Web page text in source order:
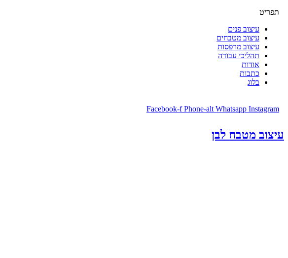
תפריט
עיצוב פנים
עיצוב מטבחים
עיצוב מרפסות
תהליכי עבודה
אודות
כתבות
בלוג
Facebook-f Phone-alt Whatsapp Instagram
עיצוב מטבח לבן